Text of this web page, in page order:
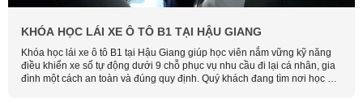
KHÓA HỌC LÁI XE Ô TÔ B1 TẠI HẬU GIANG
Khóa học lái xe ô tô B1 tại Hậu Giang giúp học viên nắm vững kỹ năng
điều khiển xe số tự động dưới 9 chỗ phục vụ nhu cầu đi lại cá nhân, gia
đình một cách an toàn và đúng quy định. Quý khách đang tìm nơi học uy